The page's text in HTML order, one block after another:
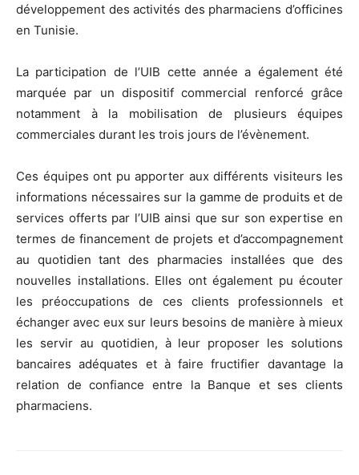
développement des activités des pharmaciens d’officines
en Tunisie.
La participation de l’UIB cette année a également été
marquée par un dispositif commercial renforcé grâce
notamment à la mobilisation de plusieurs équipes
commerciales durant les trois jours de l’évènement.
Ces équipes ont pu apporter aux différents visiteurs les
informations nécessaires sur la gamme de produits et de
services offerts par l’UIB ainsi que sur son expertise en
termes de financement de projets et d’accompagnement
au quotidien tant des pharmacies installées que des
nouvelles installations. Elles ont également pu écouter
les préoccupations de ces clients professionnels et
échanger avec eux sur leurs besoins de manière à mieux
les servir au quotidien, à leur proposer les solutions
bancaires adéquates et à faire fructifier davantage la
relation de confiance entre la Banque et ses clients
pharmaciens.